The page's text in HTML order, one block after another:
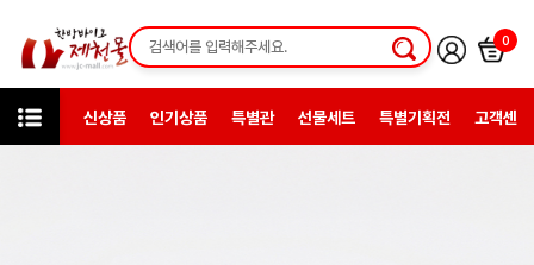
0
신상품 인기상품 특별관 선물세트 특별기획전 고객센터